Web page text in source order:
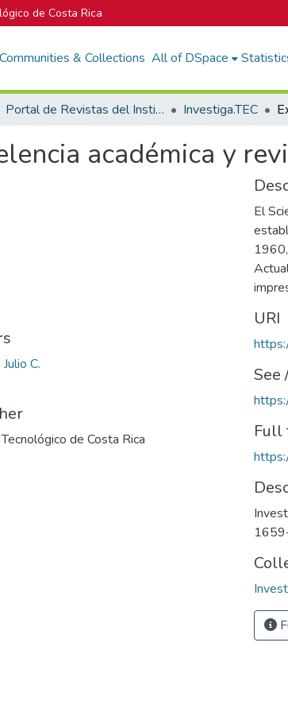
de Costa Rica
Communities & Collections All of DSpace
Portal de Revistas del Instituto Tecnológico de Costa Rica Investiga.TEC
académica y
C.
de Costa Rica
El
URI
See
Full